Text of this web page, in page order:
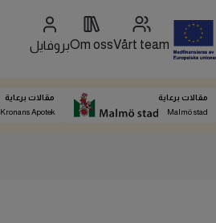
Vårt team
Om ossبروفايل
مقالات برعاية
Malmö stad
مقالات برعاية
Kronans Apotek